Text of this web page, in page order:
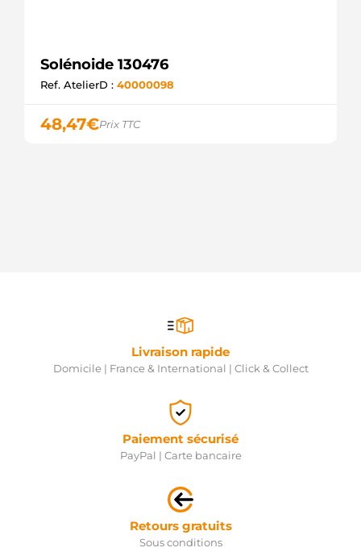
Solénoide 130476
Ref. AtelierD : 40000098
48,47€Prix TTC
Livraison rapide
Domicile | France & International | Click & Collect
Paiement sécurisé
PayPal | Carte bancaire
Retours gratuits
Sous conditions